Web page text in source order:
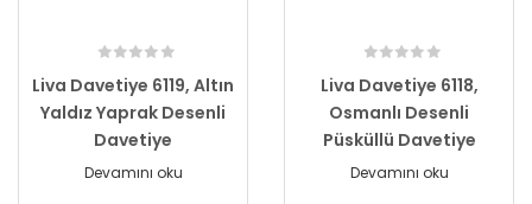
Liva Davetiye 6119, Altın
Yaldız Yaprak Desenli
Davetiye
Devamını oku
Liva Davetiye 6118,
Osmanlı Desenli
Püsküllü Davetiye
Devamını oku